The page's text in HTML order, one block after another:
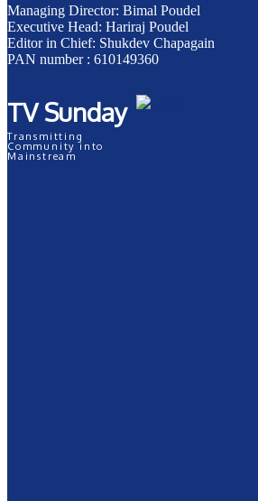
Managing Director: Bimal Poudel
Executive Head: Hariraj Poudel
Editor in Chief: Shukdev Chapagain
PAN number : 610149360
TV Sunday
Transmitting
Community into
Mainstream